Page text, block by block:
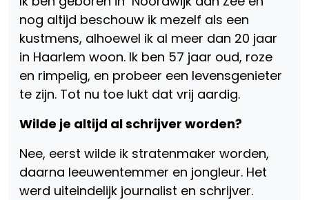
nog altijd beschouw ik mezelf als een
kustmens, alhoewel ik al meer dan 20 jaar
in Haarlem woon. Ik ben 57 jaar oud, roze
en rimpelig, en probeer een levensgenieter
te zijn. Tot nu toe lukt dat vrij aardig.
Wilde je altijd al schrijver worden?
Nee, eerst wilde ik stratenmaker worden,
daarna leeuwentemmer en jongleur. Het
werd uiteindelijk journalist en schrijver.